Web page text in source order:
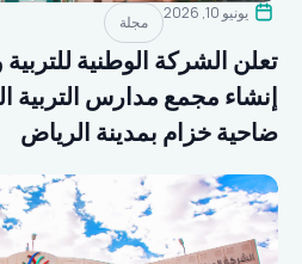
يونيو 10, 2026 مجلة
تعلن الشركة الوطنية
إنشاء مجمع مدارس التربية
ضاحية خزام بمدينة الرياض